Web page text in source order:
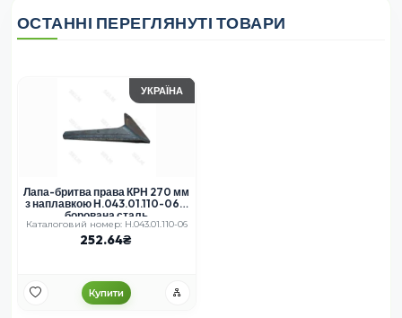
ОСТАННІ ПЕРЕГЛЯНУТІ ТОВАРИ
УКРАЇНА
Лапа-бритва права КРН 270 мм
з наплавкою Н.043.01.110-06 –
борована сталь
Каталоговий номер: Н.043.01.110-06
252.64
Купити